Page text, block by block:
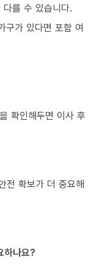
를 수 있습니다.
구가 있다면 포함 여
확인해두면 이사 후
전 확보가 더 중요해
하나요?